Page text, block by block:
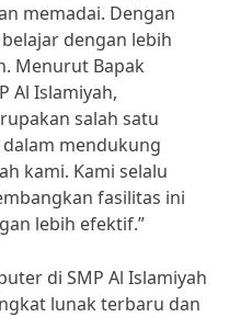
memadai. Dengan
dengan lebih
Menurut Bapak
Al Islamiyah,
salah satu
mendukung
kami. Kami selalu
fasilitas ini
lebih efektif.”
di SMP Al Islamiyah
lunak terbaru dan